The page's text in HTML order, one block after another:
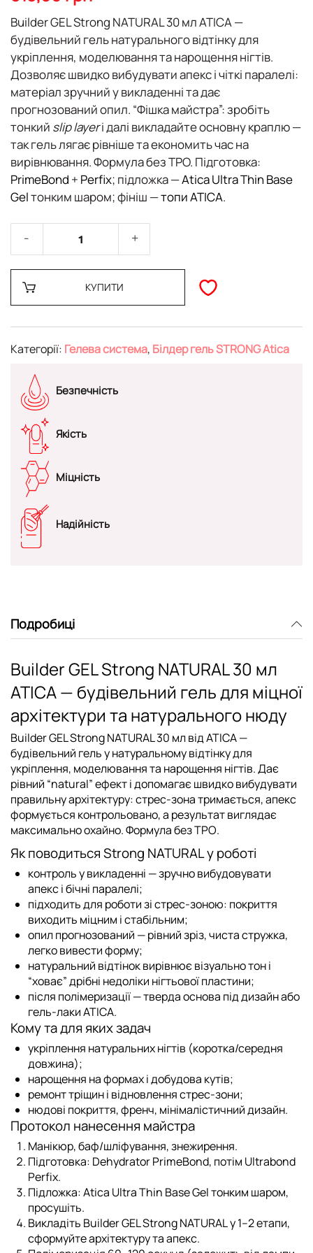
галереї
зображень
Builder GEL Strong NATURAL 30 мл ATICA—
будівельний гель натурального відтінку для
укріплення, моделюваннятанарощеннянігтів.
Дозволяє швидко вибудувати апекс і чіткі паралелі:
матеріал зручний у викладенні та дає
прогнозований опил. “Фішка майстра”: зробіть
тонкий slip layerі далі викладайте основну краплю —
так гель лягає рівніше та економить час на
вирівнювання. Формулабез TPO. Підготовка:
PrimeBond + Perfix; підложка—Atica Ultra Thin Base
Gelтонким шаром; фініш —топи ATICA.
КУПИТИ
Категорії: Гелева система, Білдер гель STRONG Atica
Безпечність
Якість
Міцність
Надійність
Подробиці
Builder GEL Strong NATURAL 30 мл
ATICA — будівельний гель для міцної
архітектури та натурального нюду
Builder GEL Strong NATURAL 30 мл від ATICA—
будівельний гель у натуральному відтінку для
укріплення, моделюваннята нарощення нігтів. Дає
рівний “natural” ефект і допомагає швидко вибудувати
правильну архітектуру: стрес-зона тримається, апекс
формується контрольовано, а результат виглядає
максимально охайно. Формулабез TPO.
Як поводиться Strong NATURAL у роботі
контроль у викладенні — зручно вибудовувати
апекс і бічні паралелі;
підходить для роботи зі стрес-зоною: покриття
виходить міцним і стабільним;
опил прогнозований — рівний зріз, чиста стружка,
легко вивести форму;
натуральний відтінок вирівнює візуально тон і
“ховає” дрібні недоліки нігтьової пластини;
після полімеризації — тверда основа під дизайн або
гель-лаки ATICA.
Кому та для яких задач
укріплення натуральних нігтів (коротка/середня
довжина);
нарощення на формах і добудова кутів;
ремонт тріщин і відновлення стрес-зони;
нюдові покриття, френч, мінімалістичний дизайн.
Протокол нанесення майстра
Манікюр, баф/шліфування, знежирення.
Підготовка: Dehydrator PrimeBond, потім Ultrabond
Perfix.
Підложка:Atica Ultra Thin Base Gelтонким шаром,
просушіть.
Викладіть Builder GEL Strong NATURALу 1–2 етапи,
сформуйте архітектуру та апекс.